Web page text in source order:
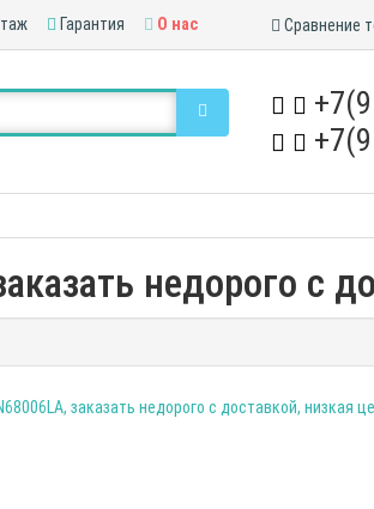
Гарантия О нас Сравнение
недорого с